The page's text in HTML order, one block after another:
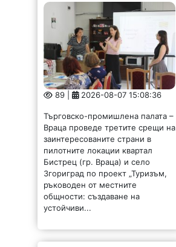
89 | 2026-08-07 15:08:36
Търговско-промишлена палата –
Враца проведе третите срещи на
заинтересованите страни в
пилотните локации квартал
Бистрец (гр. Враца) и село
Згориград по проект „Туризъм,
ръководен от местните
общности: създаване на
устойчиви...